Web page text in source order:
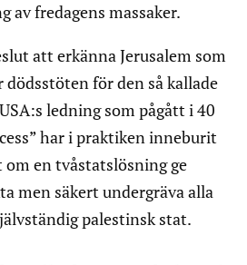
av fredagens massaker.
att erkänna Jerusalem som
dödsstöten för den så kallade
ledning som pågått i 40
har i praktiken inneburit
en tvåstatslösning ge
men säkert undergräva alla
palestinsk stat.